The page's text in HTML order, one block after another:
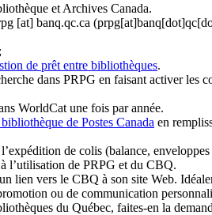
et Archives Canada.
[at] banq.qc.ca
;
de prêt entre bibliothèques.
dans PRPG en faisant activer les
WorldCat une fois par année.
de Postes Canada en
de colis (balance,
l’utilisation de PRPG et du CBQ.
lien vers le CBQ à son site Web.
ou de communication
du Québec, faites-en la